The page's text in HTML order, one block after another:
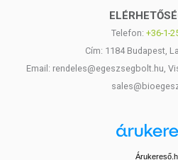
Telefon: +36-1-
Cím: 1184 Budapest,
Email: rendeles@egeszsegbolt.hu,